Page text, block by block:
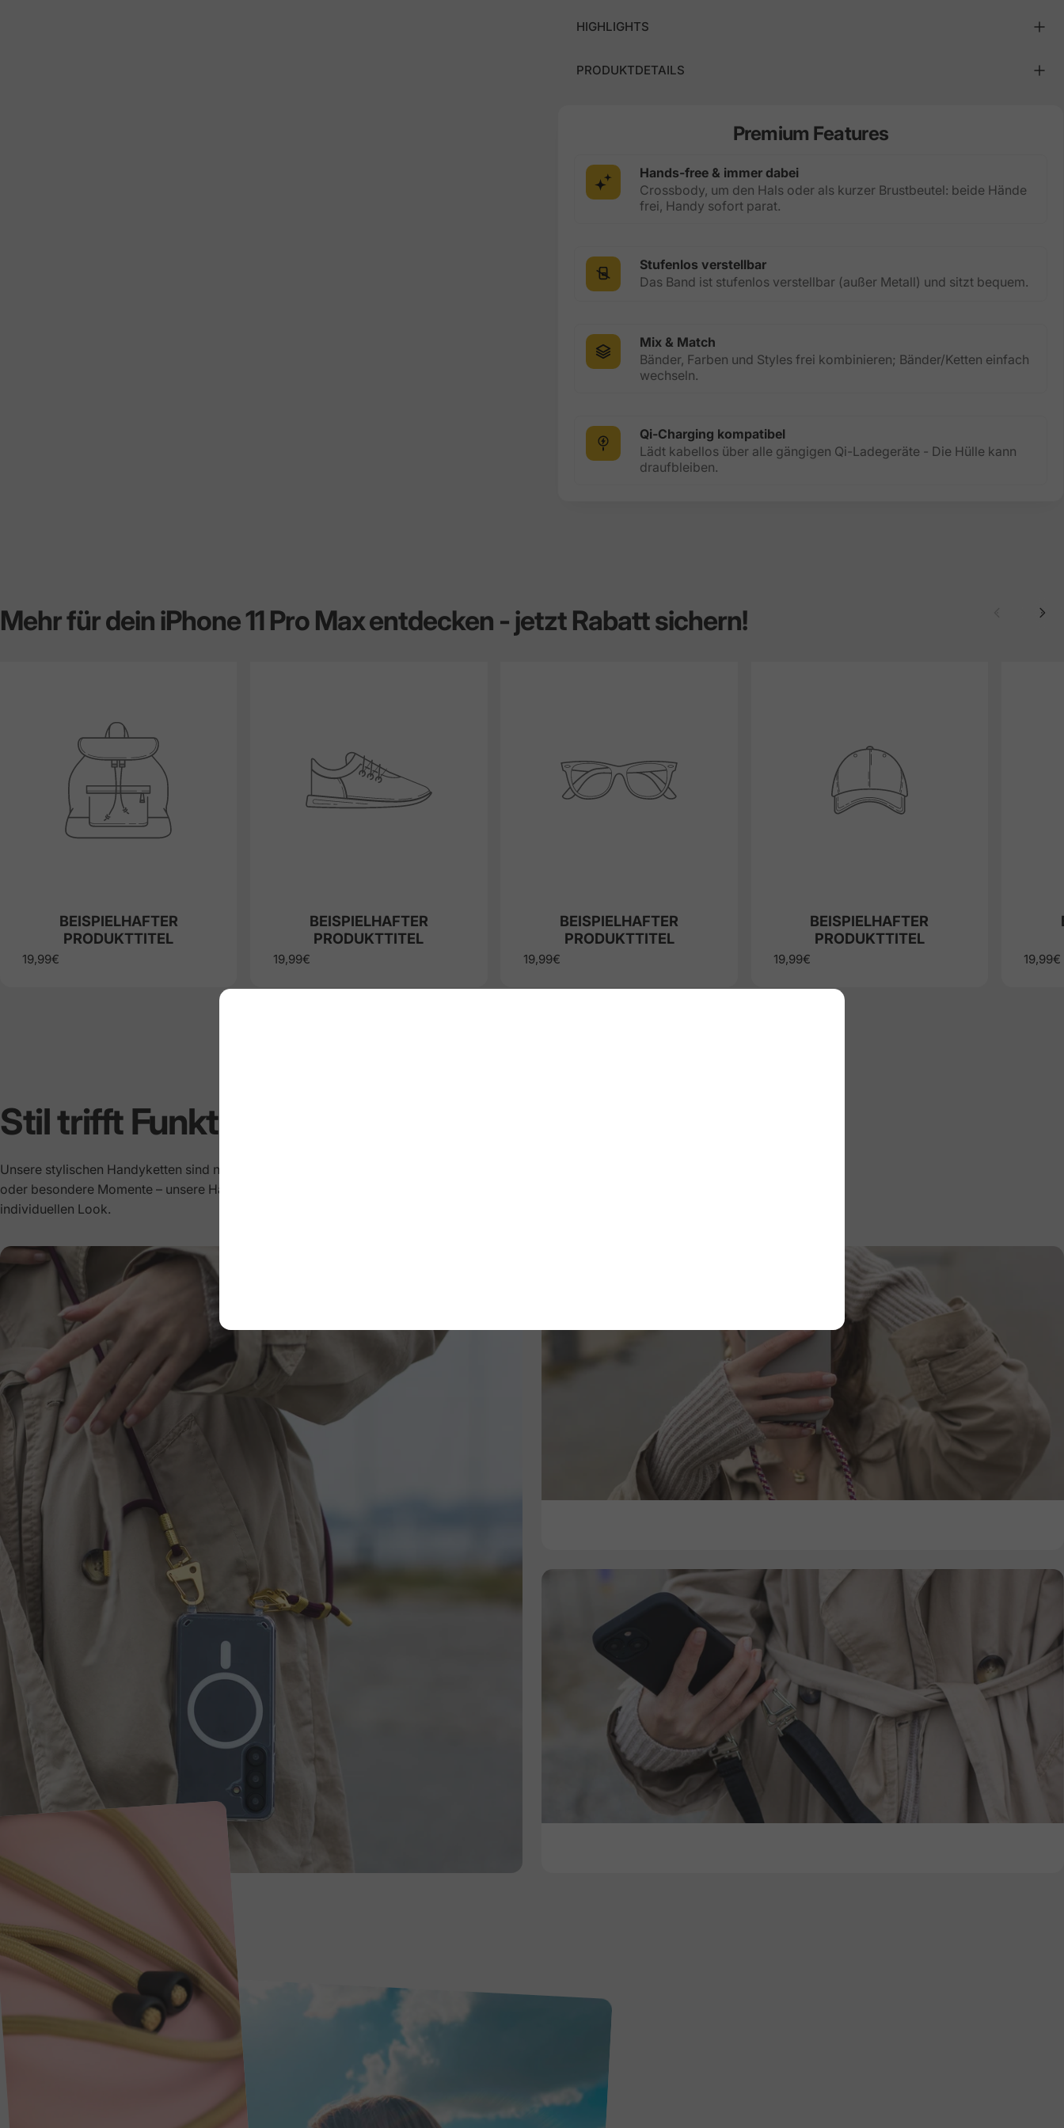
HIGHLIGHTS
PRODUKTDETAILS
Premium Features
Hands-free & immer dabei
Crossbody, um den Hals oder als kurzer Brustbeutel: beide Hände
frei, Handy sofort parat.
Stufenlos verstellbar
Das Band ist stufenlos verstellbar (außer Metall) und sitzt bequem.
Mix & Match
Bänder, Farben und Styles frei kombinieren; Bänder/Ketten einfach
wechseln.
Qi-Charging kompatibel
Lädt kabellos über alle gängigen Qi-Ladegeräte - Die Hülle kann
draufbleiben.
MehrfürdeiniPhone11 Pro Maxentdecken -jetztRabattsichern!
BEISPIELHAFTER
PRODUKTTITEL
19,99€
BEISPIELHAFTER
PRODUKTTITEL
19,99€
BEISPIELHAFTER
PRODUKTTITEL
19,99€
BEISPIELHAFTER
PRODUKTTITEL
19,99€ 19,99€
Stiltrifft Funktion
Unsere stylischen Handyketten sind nicht nur praktisch, sondern auch echte Hingucker. Egal ob für den Alltag, Reisen
oder besondere Momente – unsere Handyketten halten dein Smartphone immer griffbereit und sorgen für einen
individuellen Look.